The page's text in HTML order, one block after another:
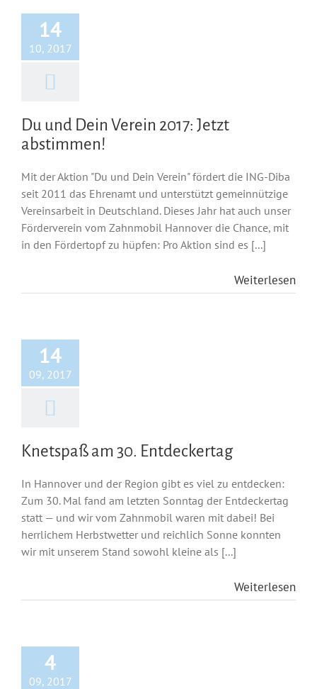
14
10, 2017
Du und Dein Verein 2017: Jetzt
abstimmen!
Mit der Aktion "Du und Dein Verein" fördert die ING-Diba
seit 2011 das Ehrenamt und unterstützt gemeinnützige
Vereinsarbeit in Deutschland. Dieses Jahr hat auch unser
Förderverein vom Zahnmobil Hannover die Chance, mit
in den Fördertopf zu hüpfen: Pro Aktion sind es [...]
Weiterlesen
14
09, 2017
Knetspaß am 30. Entdeckertag
In Hannover und der Region gibt es viel zu entdecken:
Zum 30. Mal fand am letzten Sonntag der Entdeckertag
statt — und wir vom Zahnmobil waren mit dabei! Bei
herrlichem Herbstwetter und reichlich Sonne konnten
wir mit unserem Stand sowohl kleine als [...]
Weiterlesen
4
09, 2017